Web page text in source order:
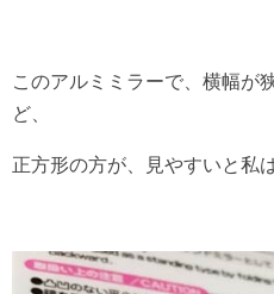
このアルミミラーで、横幅が
ど、
正方形の方が、見やすいと私